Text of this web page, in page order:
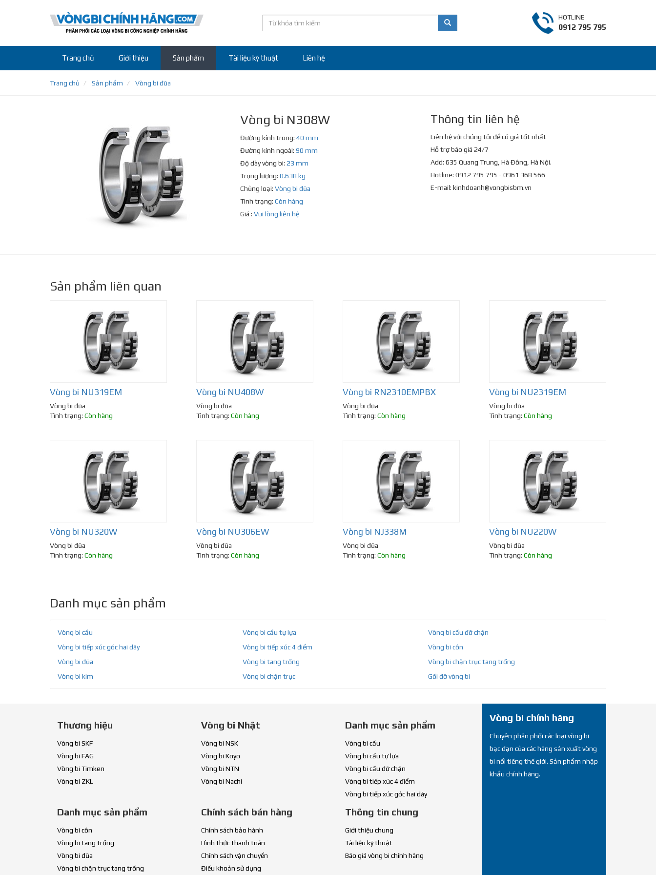
HOTLINE
0912 795 795
Trang chủ Giới thiệu Sản phẩm Tài liệu kỹ thuật Liên hệ
Trang chủ Sản phẩm Vòng bi đũa
Vòng bi N308W
Đường kính trong: 40 mm
Đường kính ngoài: 90 mm
Độ dày vòng bi: 23 mm
Trọng lượng: 0.638 kg
Chủng loại: Vòng bi đũa
Tình trạng: Còn hàng
Giá : Vui lòng liên hệ
Thông tin liên hệ
Liên hệ với chúng tôi để có giá tốt nhất
Hỗ trợ báo giá 24/7
Add: 635 Quang Trung, Hà Đông, Hà Nội.
Hotline: 0912 795 795 - 0961 368 566
E-mail: kinhdoanh@vongbisbm.vn
Sản phẩm liên quan
Vòng bi NU319EM
Vòng bi đũa
Tình trạng: Còn hàng
Vòng bi NU408W
Vòng bi đũa
Tình trạng: Còn hàng
Vòng bi RN2310EMPBX
Vòng bi đũa
Tình trạng: Còn hàng
Vòng bi NU2319EM
Vòng bi đũa
Tình trạng: Còn hàng
Vòng bi NU320W
Vòng bi đũa
Tình trạng: Còn hàng
Vòng bi NU306EW
Vòng bi đũa
Tình trạng: Còn hàng
Vòng bi NJ338M
Vòng bi đũa
Tình trạng: Còn hàng
Vòng bi NU220W
Vòng bi đũa
Tình trạng: Còn hàng
Danh mục sản phẩm
Vòng bi cầu Vòng bi cầu tự lựa
Vòng bi cầu đỡ chặn
Vòng bi tiếp xúc góc hai dãy
Vòng bi tiếp xúc 4 điểm
Vòng bi côn
Vòng bi đũa
Vòng bi tang trống
Vòng bi chặn trục tang trống
Vòng bi kim
Vòng bi chặn trục Gối đỡ vòng bi
Thương hiệu
Vòng bi SKF
Vòng bi FAG
Vòng bi Timken
Vòng bi ZKL
Vòng bi Nhật
Vòng bi NSK
Vòng bi Koyo
Vòng bi NTN
Vòng bi Nachi
Danh mục sản phẩm
Vòng bi cầu
Vòng bi cầu tự lựa
Vòng bi cầu đỡ chặn
Vòng bi tiếp xúc 4 điểm
Vòng bi tiếp xúc góc hai dãy
Danh mục sản phẩm
Vòng bi côn
Vòng bi tang trống
Vòng bi đũa
Vòng bi chặn trục tang trống
Chính sách bán hàng
Chính sách bảo hành
Hình thức thanh toán
Chính sách vận chuyển
Điều khoản sử dụng
Thông tin chung
Giới thiệu chung
Tài liệu kỹ thuật
Báo giá vòng bi chính hãng
Vòng bi chính hãng
Chuyên phân phối các loại vòng bi
bạc đạn của các hãng sản xuất vòng
bi nổi tiếng thế giới. Sản phẩm nhập
khẩu chính hãng.